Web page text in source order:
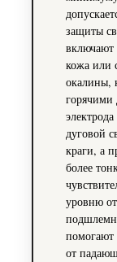
защиты
включают
кожа или
окалины,
горячими
дуговой
краги, а
более
уровню
помогают
от